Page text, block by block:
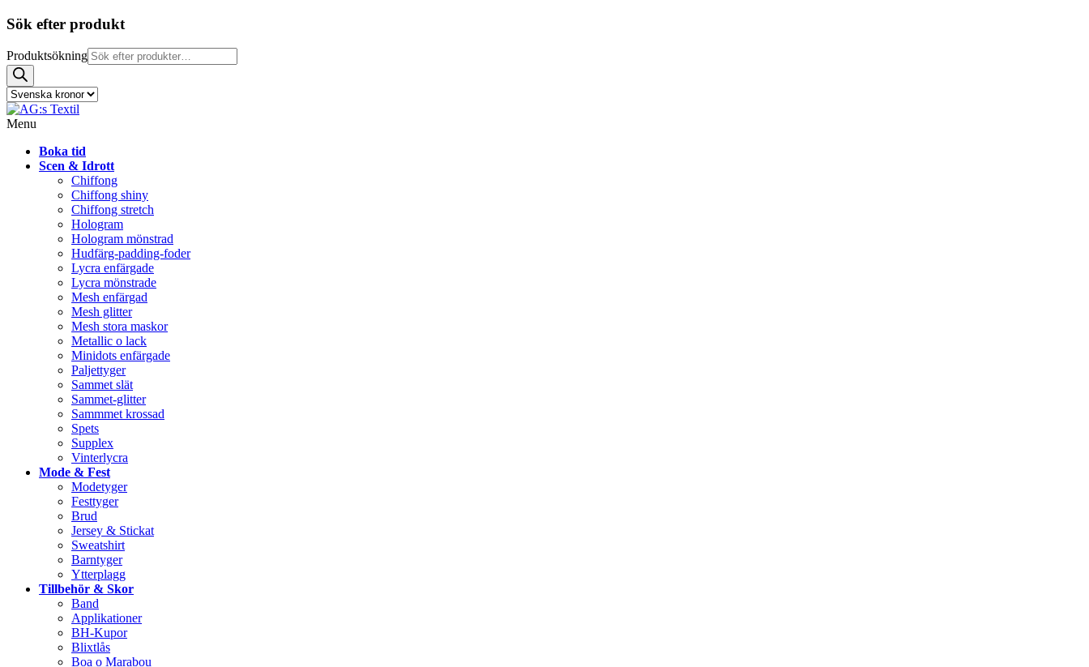
Sök efter produkt
Produktsökning
Menu
Boka tid
Scen & Idrott
Chiffong
Chiffong shiny
Chiffong stretch
Hologram
Hologram mönstrad
Hudfärg-padding-foder
Lycra enfärgade
Lycra mönstrade
Mesh enfärgad
Mesh glitter
Mesh stora maskor
Metallic o lack
Minidots enfärgade
Paljettyger
Sammet slät
Sammet-glitter
Sammmet krossad
Spets
Supplex
Vinterlycra
Mode & Fest
Modetyger
Festtyger
Brud
Jersey & Stickat
Sweatshirt
Barntyger
Ytterplagg
Tillbehör & Skor
Band
Applikationer
BH-Kupor
Blixtlås
Boa o Marabou